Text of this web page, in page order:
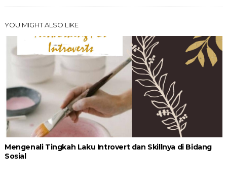
YOU MIGHT ALSO LIKE
Mengenali Tingkah Laku Introvert dan Skillnya di Bidang
Sosial